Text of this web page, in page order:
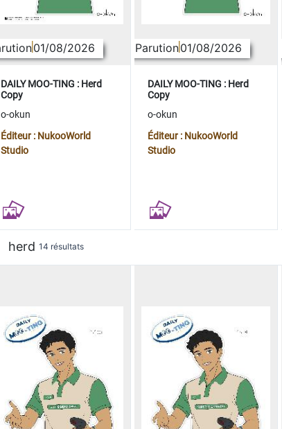
01/08/2026
DAILY MOO-TING : Herd
Copy
o-okun
Éditeur : NukooWorld
Studio
Parution01/08/2026
DAILY MOO-TING : Herd
Copy
o-okun
Éditeur : NukooWorld
Studio
herd 14 résultats